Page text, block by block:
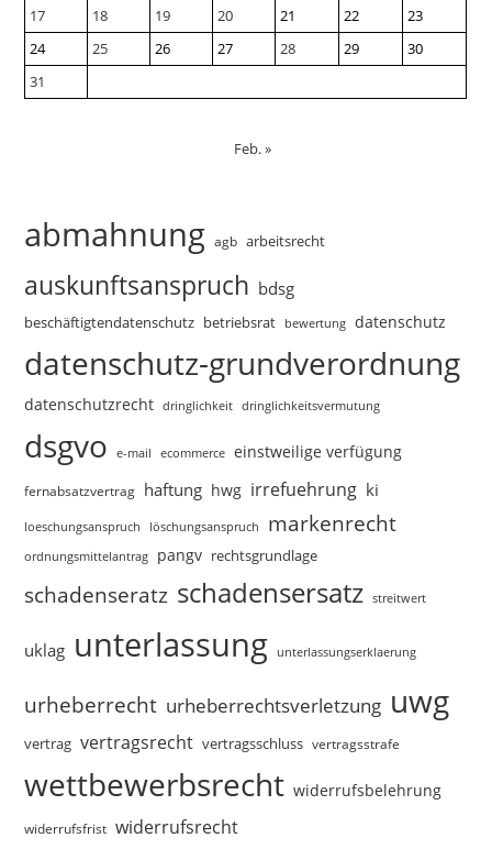
17
18 19 20 21 22
23
24
25 26 27 28 29
30
31
Feb. »
abmahnung agb arbeitsrecht
auskunftsanspruch bdsg
beschäftigtendatenschutz betriebsrat bewertung datenschutz
datenschutz-grundverordnung
datenschutzrecht dringlichkeit dringlichkeitsvermutung
dsgvo e-mail ecommerce einstweilige verfügung
fernabsatzvertrag haftung hwg irrefuehrung ki
loeschungsanspruch löschungsanspruch markenrecht
ordnungsmittelantrag pangv rechtsgrundlage
schadenseratz schadensersatz streitwert
uklag unterlassung unterlassungserklaerung
urheberrecht urheberrechtsverletzung uwg
vertrag vertragsrecht vertragsschluss vertragsstrafe
wettbewerbsrecht widerrufsbelehrung
widerrufsfrist widerrufsrecht